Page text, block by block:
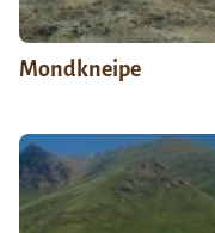
Mondkneipe